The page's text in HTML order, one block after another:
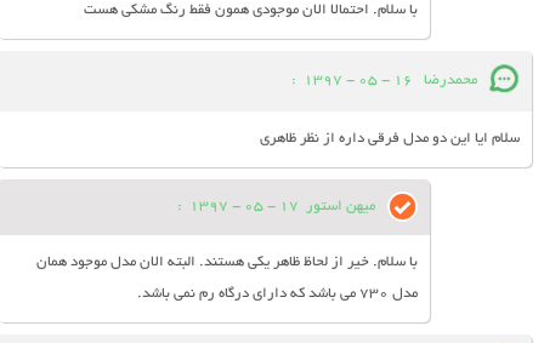
با سلام. احتمالا الان موجودی همون فقط رنگ مشکی هست
محمدرضا 16 - 05 - 1397
:
سلام ایا این دو مدل فرقی داره از نظر ظاهری
میهن استور 17 - 05 - 1397
:
با سلام. خیر از لحاظ ظاهر یکی هستند. البته الان مدل موجود همان
مدل 730 می باشد که دارای درگاه رم نمی باشد.